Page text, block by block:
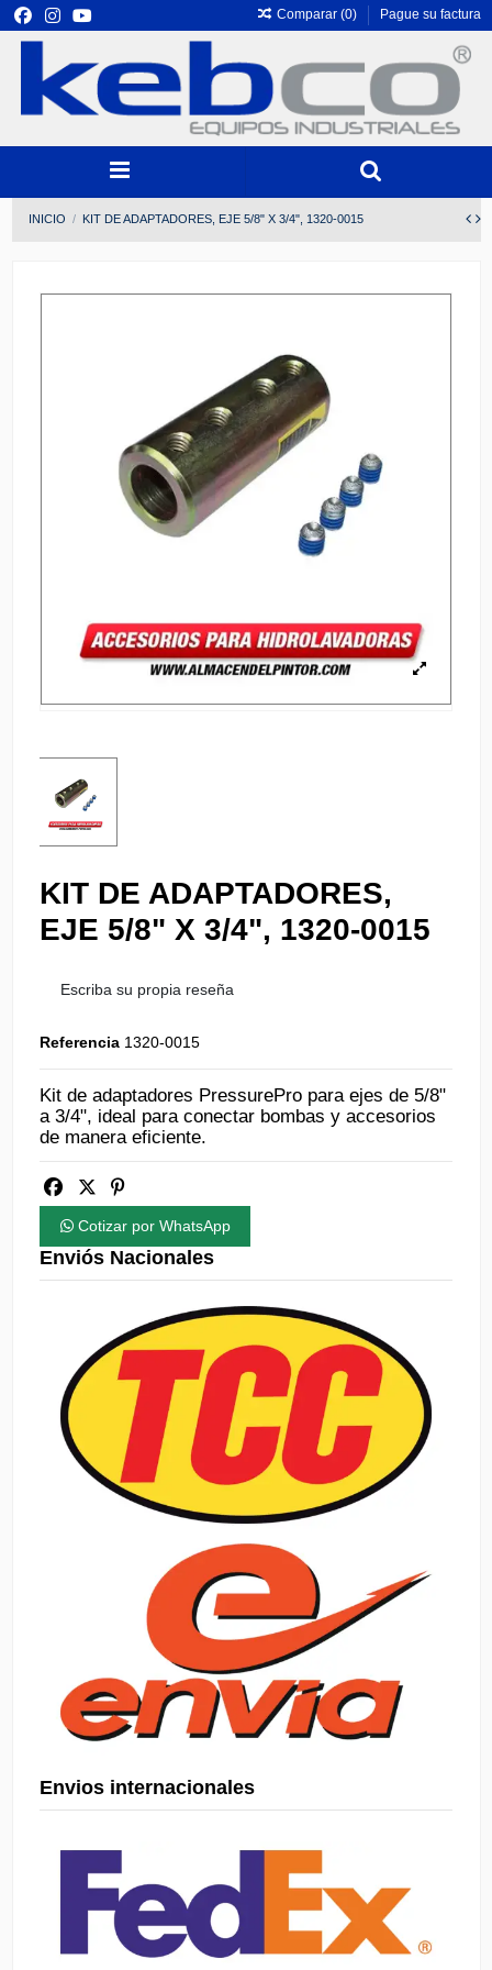
Comparar (0) Pague su factura
INICIO KIT DE ADAPTADORES, EJE 5/8" X 3/4", 1320-0015
KIT DE ADAPTADORES,
EJE 5/8" X 3/4", 1320-0015
Escriba su propia reseña
Referencia 1320-0015
Kit de adaptadores PressurePro para ejes de 5/8"
a 3/4", ideal para conectar bombas y accesorios
de manera eficiente.
Cotizar por WhatsApp
Enviós Nacionales
Envios internacionales